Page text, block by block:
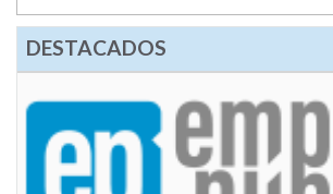
DESTACADOS